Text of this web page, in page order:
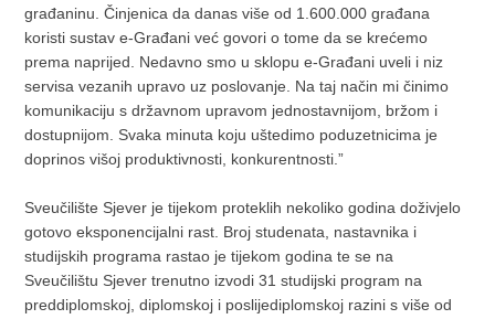
građaninu. Činjenica da danas više od 1.600.000 građana
koristi sustav e-Građani već govori o tome da se krećemo
prema naprijed. Nedavno smo u sklopu e-Građani uveli i niz
servisa vezanih upravo uz poslovanje. Na taj način mi činimo
komunikaciju s državnom upravom jednostavnijom, bržom i
dostupnijom. Svaka minuta koju uštedimo poduzetnicima je
doprinos višoj produktivnosti, konkurentnosti.”
Sveučilište Sjever je tijekom proteklih nekoliko godina doživjelo
gotovo eksponencijalni rast. Broj studenata, nastavnika i
studijskih programa rastao je tijekom godina te se na
Sveučilištu Sjever trenutno izvodi 31 studijski program na
preddiplomskoj, diplomskoj i poslijediplomskoj razini s više od